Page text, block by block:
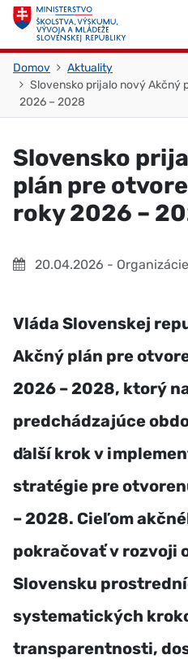
Skočiť na obsah
Domov
Aktuality
Slovensko prijalo nový Akčný
2026 – 2028
Slovensko
plán pre
roky 2026 –
20.04.2026 -
Vláda Slovenskej
Akčný plán pre
2026 – 2028, ktorý
predchádzajúce
ďalší krok v
stratégie pre
– 2028. Cieľom
pokračovať v rozvoji
Slovensku
systematických
transparentnosti,
Skočiť na začiatok stránky